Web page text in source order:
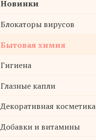
Новинки
Блокаторы вирусов
Бытовая химия
Гигиена
Глазные капли
Декоративная косметика
Добавки и витамины